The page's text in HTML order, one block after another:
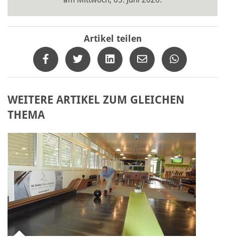
Artikel teilen
WEITERE ARTIKEL ZUM GLEICHEN
THEMA